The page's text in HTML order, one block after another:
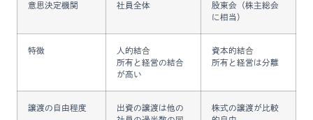
意思決定機関 社員全体
股東会（株主総会
に相当）
特徴
人的結合
所有と経営の結合
が高い
資本的結合
所有と経営は分離
譲渡の自由程度
出資の譲渡は他の
株式の譲渡が比較